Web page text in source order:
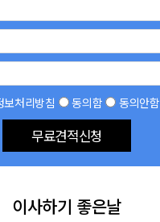
보처리방침
동의함 동의안함
무료견적신청
이사하기 좋은날